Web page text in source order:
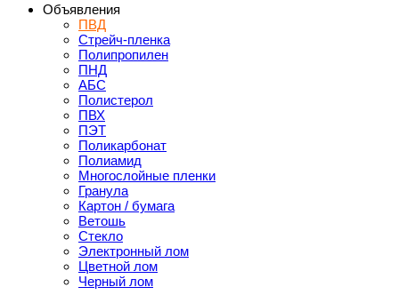
Объявления
ПВД
Стрейч-пленка
Полипропилен
ПНД
АБС
Полистерол
ПВХ
ПЭТ
Поликарбонат
Полиамид
Многослойные пленки
Гранула
Картон / бумага
Ветошь
Стекло
Электронный лом
Цветной лом
Черный лом